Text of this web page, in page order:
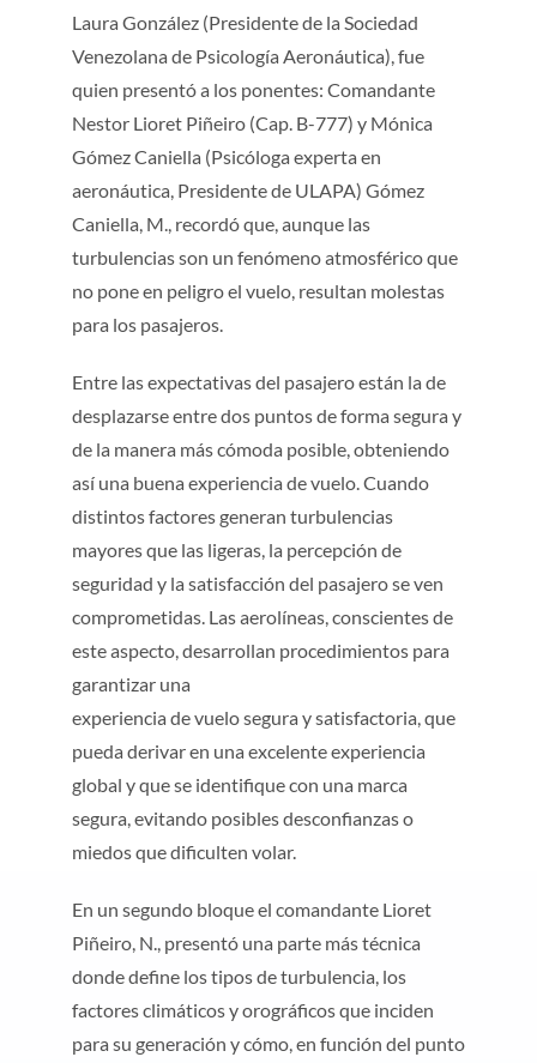
Laura González (Presidente de la Sociedad
Venezolana de Psicología Aeronáutica), fue
quien presentó a los ponentes: Comandante
Nestor Lioret Piñeiro (Cap. B-777) y Mónica
Gómez Caniella (Psicóloga experta en
aeronáutica, Presidente de ULAPA) Gómez
Caniella, M., recordó que, aunque las
turbulencias son un fenómeno atmosférico que
no pone en peligro el vuelo, resultan molestas
para los pasajeros.
Entre las expectativas del pasajero están la de
desplazarse entre dos puntos de forma segura y
de la manera más cómoda posible, obteniendo
así una buena experiencia de vuelo. Cuando
distintos factores generan turbulencias
mayores que las ligeras, la percepción de
seguridad y la satisfacción del pasajero se ven
comprometidas. Las aerolíneas, conscientes de
este aspecto, desarrollan procedimientos para
garantizar una
experiencia de vuelo segura y satisfactoria, que
pueda derivar en una excelente experiencia
global y que se identifique con una marca
segura, evitando posibles desconfianzas o
miedos que dificulten volar.
En un segundo bloque el comandante Lioret
Piñeiro, N., presentó una parte más técnica
donde define los tipos de turbulencia, los
factores climáticos y orográficos que inciden
para su generación y cómo, en función del punto